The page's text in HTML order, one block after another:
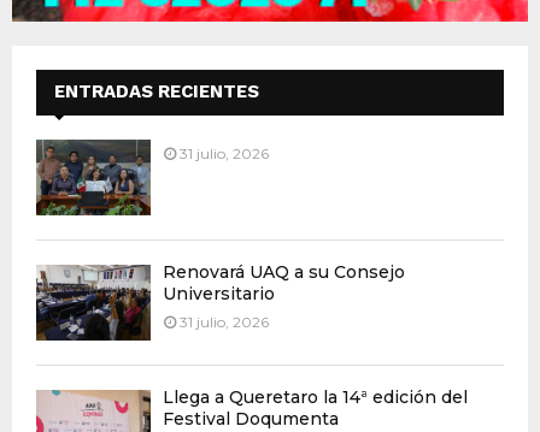
ENTRADAS RECIENTES
31 julio, 2026
Renovará UAQ a su Consejo
Universitario
31 julio, 2026
Llega a Queretaro la 14ª edición del
Festival Doqumenta